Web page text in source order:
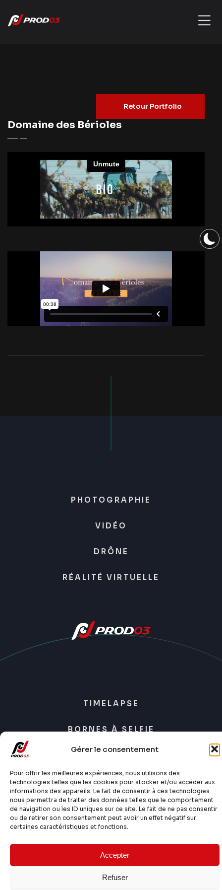
Gérer le consentement
Pour offrir les meilleures expériences, nous utilisons des
technologies telles que les cookies pour stocker et/ou accéder aux
informations des appareils. Le fait de consentir à ces technologies
nous permettra de traiter des données telles que le comportement
de navigation ou les ID uniques sur ce site. Le fait de ne pas consentir
ou de retirer son consentement peut avoir un effet négatif sur
certaines caractéristiques et fonctions.
Accepter
Refuser
Retour Portfolio
Domaine des Bérioles
PHOTOGRAPHIE
VIDÉO
DRÔNE
RÉALITÉ VIRTUELLE
TIMELAPSE
BORNES À SELFIE
CONTACTEZ-NOUS
MENTIONS LÉGALES
l’ Agence Web Studium